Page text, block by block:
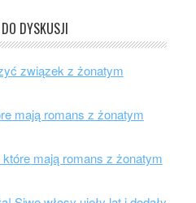
DYSKUSJI
związek z żonatym
mają romans z żonatym
mają romans z żonatym